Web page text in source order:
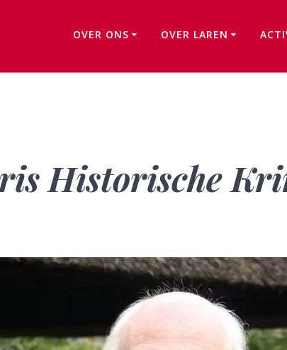
OVER ONS OVER LAREN
Historische